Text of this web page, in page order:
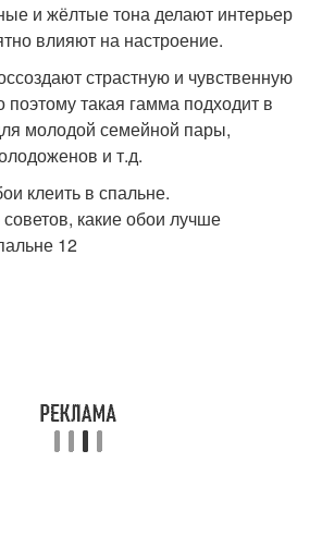
и жёлтые тона делают интерьер
влияют на настроение.
страстную и чувственную
такая гамма подходит в
молодой семейной пары,
и т.д.